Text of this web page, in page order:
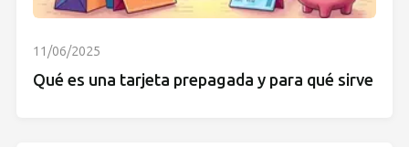
11/06/2025
Qué es una tarjeta prepagada y para qué sirve